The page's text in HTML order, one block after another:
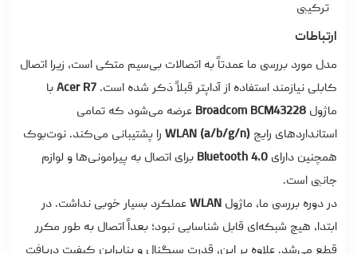
ترکیبی
ارتباطات
مدل مورد بررسی ما عمدتاً به اتصالات بی‌سیم متکی است، زیرا اتصال
کابلی نیازمند استفاده از آداپتر قبلاً ذکر شده است. Acer R7 با
ماژول Broadcom BCM43228 عرضه می‌شود که تمامی
استانداردهای رایج WLAN (a/b/g/n) را پشتیبانی می‌کند. نوت‌بوک
همچنین دارای Bluetooth 4.0 برای اتصال به پیرامونی‌ها و لوازم
جانبی است.
در دوره بررسی ما، ماژول WLAN عملکرد بسیار خوبی نداشت. در
ابتدا، هیچ شبکه‌ای قابل شناسایی نبود؛ بعداً اتصال به طور مکرر
قطع می‌شد. علاوه بر این، قدرت سیگنال و بنابراین کیفیت دریافت